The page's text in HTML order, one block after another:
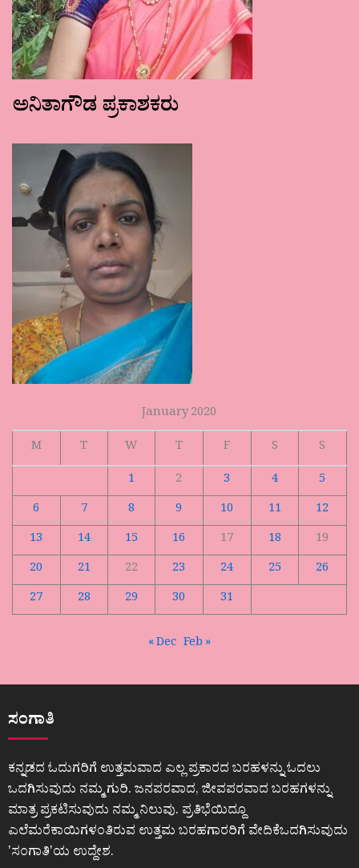
ಅನಿತಾಗೌಡ ಪ್ರಕಾಶಕರು
January 2020
M
T W T F S
S
1
2 3 4
5
6
7 8 9 10 11
12
13
14 15 16 17 18
19
20
21 22 23 24 25
26
27
28 29 30 31
« Dec Feb »
ಸಂಗಾತಿ
ಕನ್ನಡದ ಓದುಗರಿಗೆ ಉತ್ತಮವಾದ ಎಲ್ಲ ಪ್ರಕಾರದ ಬರಹಳನ್ನು ಓದಲು
ಒದಗಿಸುವುದು ನಮ್ಮ ಗುರಿ. ಜನಪರವಾದ, ಜೀವಪರವಾದ ಬರಹಗಳನ್ನು
ಮಾತ್ರ ಪ್ರಕಟಿಸುವುದು ನಮ್ಮ ನಿಲುವು. ಪ್ರತಿಭೆಯಿದ್ದೂ
ಎಲೆಮರೆಕಾಯಿಗಳಂತಿರುವ ಉತ್ತಮ ಬರಹಗಾರರಿಗೆ ವೇದಿಕೆಒದಗಿಸುವುದು
ʼಸಂಗಾತಿʼಯ ಉದ್ದೇಶ.